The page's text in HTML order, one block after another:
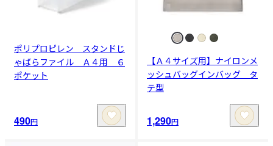
ポリプロピレン スタンドじ
ゃばらファイル Ａ４用 ６
ポケット
490円
【Ａ４サイズ用】ナイロンメ
ッシュバッグインバッグ タ
テ型
1,290円